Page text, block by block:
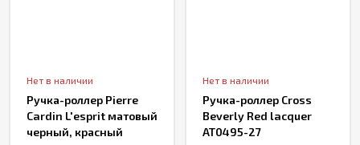
Нет в наличии
Ручка-роллер Pierre
Cardin L'esprit матовый
черный, красный
Нет в наличии
Ручка-роллер Cross
Beverly Red lacquer
AT0495-27